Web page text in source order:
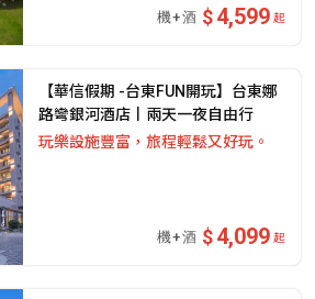
4,599 起
【華信假期 -台東FUN開玩】台東娜
路彎銀河酒店丨兩天一夜自由行
玩樂設施豐富，旅程輕鬆又好玩。
4,099 起